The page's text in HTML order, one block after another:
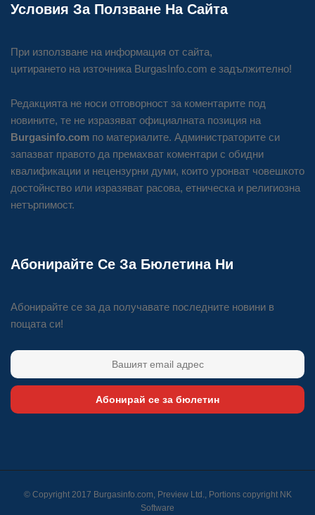
Условия За Ползване На Сайта
При използване на информация от сайта,
цитирането на източника BurgasInfo.com е задължително!
Редакцията не носи отговорност за коментарите под
новините, те не изразяват официалната позиция на
Burgasinfo.com по материалите. Администраторите си
запазват правото да премахват коментари с обидни
квалификации и нецензурни думи, които уронват човешкото
достойнство или изразяват расова, етническа и религиозна
нетърпимост.
Абонирайте Се За Бюлетина Ни
Абонирайте се за да получавате последните новини в
пощата си!
Абонирай се за бюлетин
© Copyright 2017 Burgasinfo.com, Preview Ltd., Portions copyright NK
Software